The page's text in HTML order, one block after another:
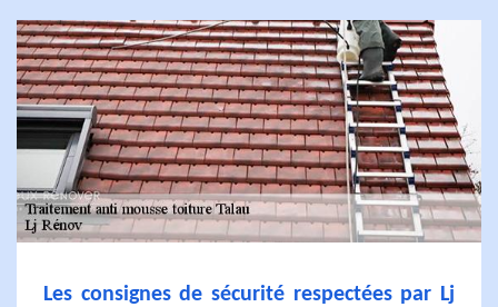
Les consignes de sécurité respectées par Lj